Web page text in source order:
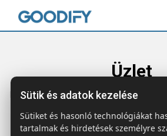
Üzlet
Főoldal Termékek Szóróajándék &
15 részes
Sütik és adatok kezelése
Sütiket és hasonló technológiákat
tartalmak és hirdetések személyre